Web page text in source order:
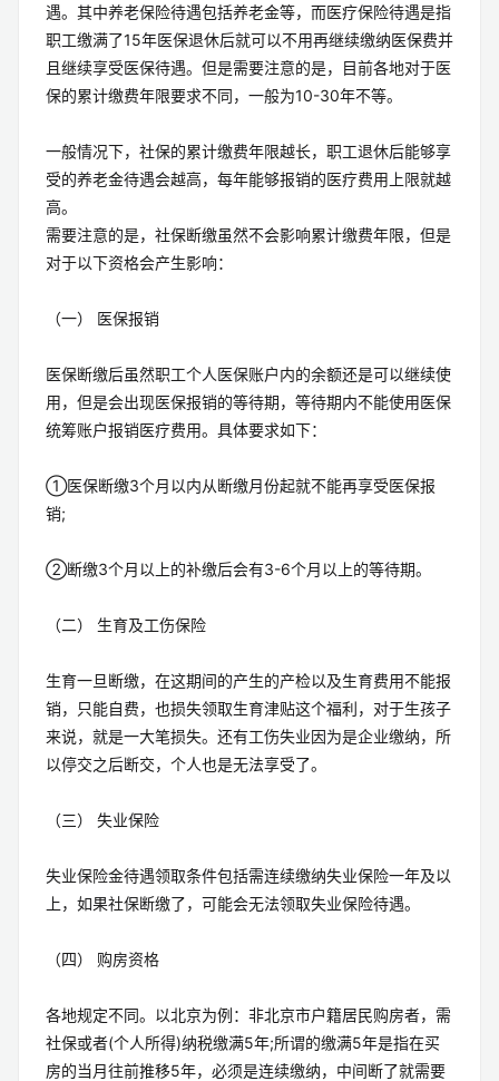
遇。其中养老保险待遇包括养老金等，而医疗保险待遇是指
职工缴满了15年医保退休后就可以不用再继续缴纳医保费并
且继续享受医保待遇。但是需要注意的是，目前各地对于医
保的累计缴费年限要求不同，一般为10-30年不等。
一般情况下，社保的累计缴费年限越长，职工退休后能够享
受的养老金待遇会越高，每年能够报销的医疗费用上限就越
高。
需要注意的是，社保断缴虽然不会影响累计缴费年限，但是
对于以下资格会产生影响：
（一） 医保报销
医保断缴后虽然职工个人医保账户内的余额还是可以继续使
用，但是会出现医保报销的等待期，等待期内不能使用医保
统筹账户报销医疗费用。具体要求如下：
①医保断缴3个月以内从断缴月份起就不能再享受医保报
销;
②断缴3个月以上的补缴后会有3-6个月以上的等待期。
（二） 生育及工伤保险
生育一旦断缴，在这期间的产生的产检以及生育费用不能报
销，只能自费，也损失领取生育津贴这个福利，对于生孩子
来说，就是一大笔损失。还有工伤失业因为是企业缴纳，所
以停交之后断交，个人也是无法享受了。
（三） 失业保险
失业保险金待遇领取条件包括需连续缴纳失业保险一年及以
上，如果社保断缴了，可能会无法领取失业保险待遇。
（四） 购房资格
各地规定不同。以北京为例：非北京市户籍居民购房者，需
社保或者(个人所得)纳税缴满5年;所谓的缴满5年是指在买
房的当月往前推移5年，必须是连续缴纳，中间断了就需要